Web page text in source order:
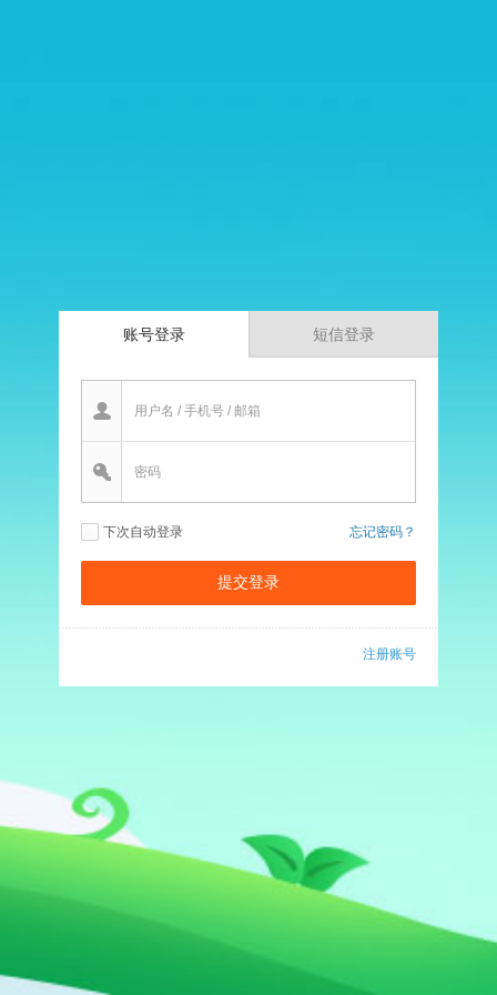
账号登录 短信登录
用户名 / 手机号 / 邮箱
密码
下次自动登录 忘记密码？
注册账号